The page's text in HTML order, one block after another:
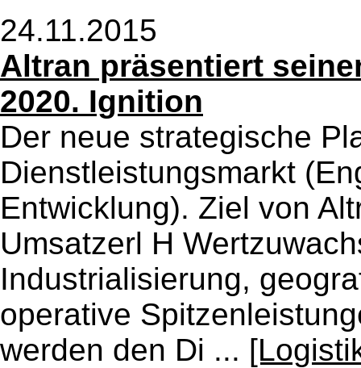
24.11.2015
Altran präsentiert
2020. Ignition
Der neue strategische
Dienstleistungsmarkt
Entwicklung). Ziel von
Umsatzerl H
Industrialisierung,
operative
werden den Di ...